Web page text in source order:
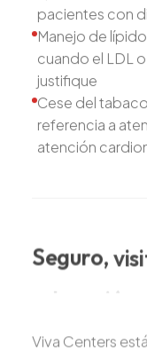
pacientes con
Manejo de
cuando el LDL
justifique
Cese del
referencia a
atención
Seguro,
educación
Viva Centers